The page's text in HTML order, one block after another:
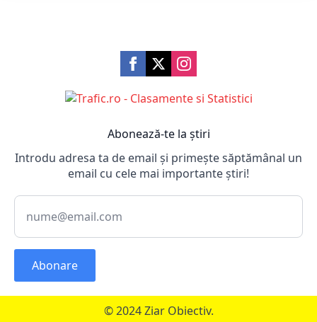
Abonează-te la știri
Introdu adresa ta de email și primește săptămânal un
email cu cele mai importante știri!
Abonare
© 2024 Ziar Obiectiv.